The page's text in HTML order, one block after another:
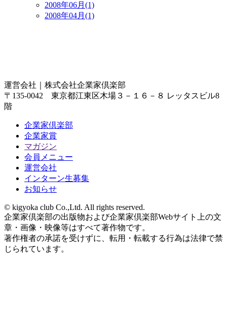
2008年06月(1)
2008年04月(1)
運営会社｜ 株式会社企業家倶楽部
〒135-0042 東京都江東区木場３－１６－８ レッタスビル8
階
企業家倶楽部
企業家賞
マガジン
会員メニュー
運営会社
インターン生募集
お知らせ
© kigyoka club Co.,Ltd. All rights reserved.
企業家倶楽部の出版物および企業家倶楽部Webサイト上の文
章・画像・映像等はすべて著作物です。
著作権者の承諾を受けずに、転用・転載する行為は法律で禁
じられています。